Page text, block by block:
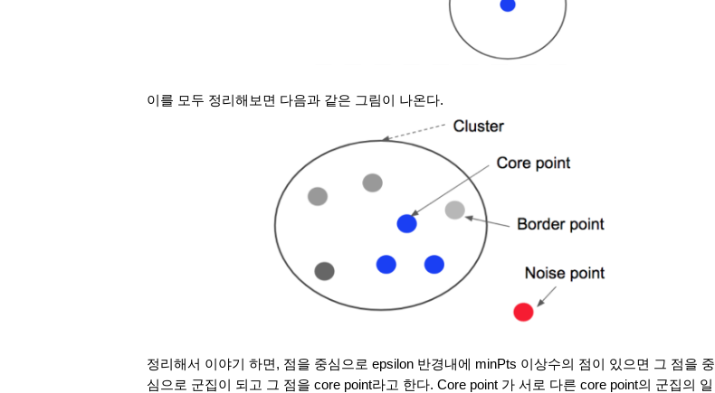
이를 모두 정리해보면 다음과 같은 그림이 나온다.
정리해서 이야기 하면, 점을 중심으로 epsilon 반경내에 minPts 이상수의 점이 있으면 그 점을 중
심으로 군집이 되고 그 점을 core point라고 한다. Core point 가 서로 다른 core point의 군집의 일